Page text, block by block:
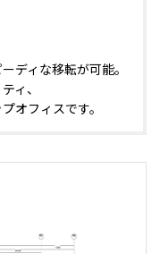
ディな移転が可能。
ィ、
オフィスです。